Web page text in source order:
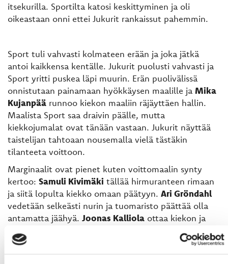
itsekurilla. Sportilta katosi keskittyminen ja oli
oikeastaan onni ettei Jukurit rankaissut pahemmin.
Sport tuli vahvasti kolmateen erään ja joka jätkä
antoi kaikkensa kentälle. Jukurit puolusti vahvasti ja
Sport yritti puskea läpi muurin. Erän puolivälissä
onnistutaan painamaan hyökkäysen maalille ja Mika
Kujanpää runnoo kiekon maaliin räjäyttäen hallin.
Maalista Sport saa draivin päälle, mutta
kiekkojumalat ovat tänään vastaan. Jukurit näyttää
taistelijan tahtoaan nousemalla vielä tästäkin
tilanteeta voittoon.
Marginaalit ovat pienet kuten voittomaalin synty
kertoo: Samuli Kivimäki tällää hirmuranteen rimaan
ja siitä lopulta kiekko omaan päätyyn. Ari Gröndahl
vedetään selkeästi nurin ja tuomaristo päättää olla
antamatta jäähyä. Joonas Kalliola ottaa kiekon ja
Selkeä tuomarivirhe koituu lopulta kohtaloksi tällä
kaudella. Lopussa painetaan peli jukuripäätyyn ja